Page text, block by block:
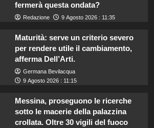
fermerà questa ondata?
Redazione 9 Agosto 2026 : 11:35
Maturità: serve un criterio severo
per rendere utile il cambiamento,
afferma Dell’Arti.
Germana Bevilacqua
9 Agosto 2026 : 11:15
Messina, proseguono le ricerche
sotto le macerie della palazzina
crollata. Oltre 30 vigili del fuoco